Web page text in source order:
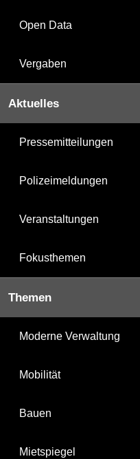
Open Data
Vergaben
Aktuelles
Pressemitteilungen
Polizeimeldungen
Veranstaltungen
Fokusthemen
Themen
Moderne Verwaltung
Mobilität
Bauen
Mietspiegel